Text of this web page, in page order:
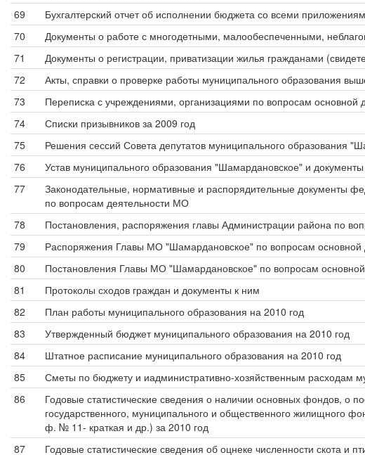
69 Бухгалтерский отчет об исполнении бюджета со всеми
70
Документы о работе с многодетными, малообеспеченными,
71
Документы о регистрации, приватизации жилья гражданами
72
Акты, справки о проверке работы муниципального образования
73
Переписка с учреждениями, организациями по вопросам основной
74
Списки призывников за 2009 год
75
Решения сессий Совета депутатов муниципального образования
76
Устав муниципального образования "Шамардановское" и
77
Законодательные, нормативные и распорядительные документы
по вопросам деятельности МО
78 Постановления, распоряжения главы Администрации района по
79
Распоряжения Главы МО "Шамардановское" по вопросам основной
80
Постановления Главы МО "Шамардановское" по вопросам основной
81
Протоколы сходов граждан и документы к ним
82
План работы муниципального образования на 2010 год
83
Утвержденный бюджет муниципального образования на 2010 год
84
Штатное расписание муниципального образования на 2010 год
85
Сметы по бюджету и иадминистративно-хозяйственным расходам
86
Годовые статистические сведения о наличии основных фондов,
государственного, муниципального и общественного
ф. № 11- краткая и др.) за 2010 год
87 Годовые статистические сведения об оцнеке численности скота и